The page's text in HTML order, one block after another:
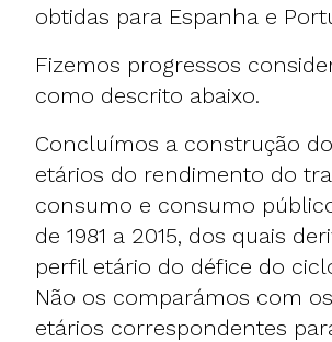
obtidas para Espanha e
Fizemos progressos
como descrito abaixo.
Concluímos a construção
etários do rendimento do
consumo e consumo
de 1981 a 2015, dos quais
perfil etário do défice do
Não os comparámos com
etários correspondentes